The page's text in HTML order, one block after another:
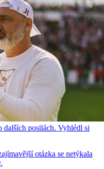
posilách. Vyhlédl si
otázka se netýkala